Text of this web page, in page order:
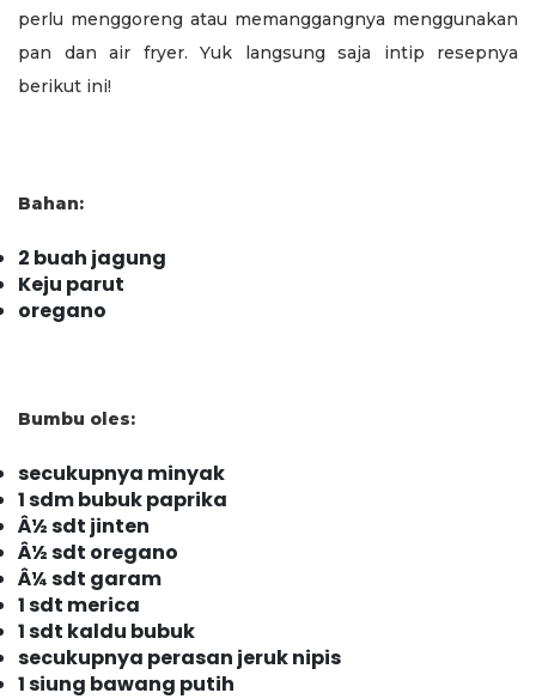
perlu menggoreng atau memanggangnya menggunakan
pan dan air fryer. Yuk langsung saja intip resepnya
berikut ini!
Bahan:
2 buah jagung
Keju parut
oregano
Bumbu oles:
secukupnya minyak
1 sdm bubuk paprika
Â½ sdt jinten
Â½ sdt oregano
Â¼ sdt garam
1 sdt merica
1 sdt kaldu bubuk
secukupnya perasan jeruk nipis
1 siung bawang putih